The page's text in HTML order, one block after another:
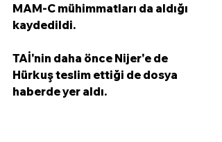
MAM-C mühimmatları da aldığı
kaydedildi.
TAİ'nin daha önce Nijer'e de
Hürkuş teslim ettiği de dosya
haberde yer aldı.